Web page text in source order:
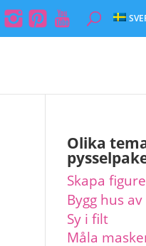
Olika
Skapa
Bygg hus
Sy i filt
Måla